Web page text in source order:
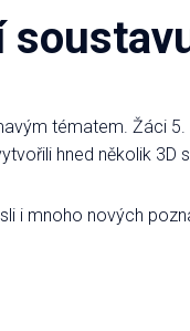
tématem. Žáci
hned několik 3D
i mnoho nových